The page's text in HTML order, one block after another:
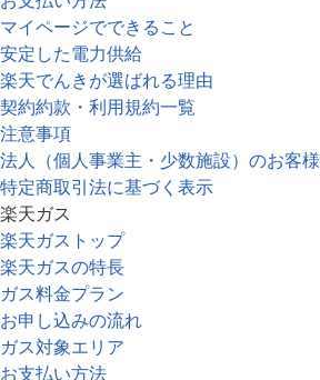
マイページでできること
安定した電力供給
楽天でんきが選ばれる理由
契約約款・利用規約一覧
注意事項
法人（個人事業主・少数施設）のお客様
特定商取引法に基づく表示
楽天ガス
楽天ガストップ
楽天ガスの特長
ガス料金プラン
お申し込みの流れ
ガス対象エリア
お支払い方法